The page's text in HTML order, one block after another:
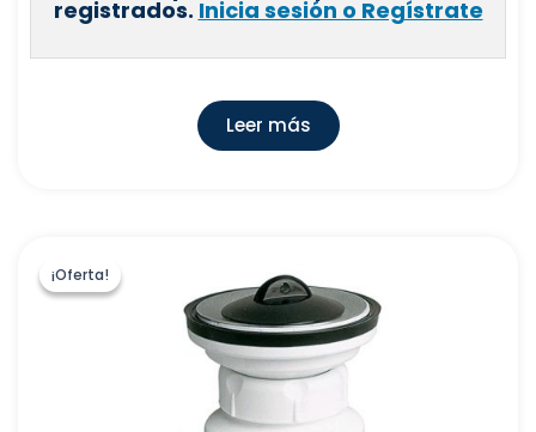
registrados. Inicia sesión o Regístrate
Leer más
¡Oferta!
¡Oferta!